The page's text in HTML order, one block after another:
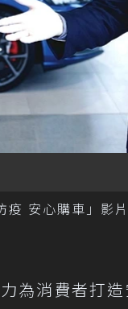
安心購車」影
為消費者打